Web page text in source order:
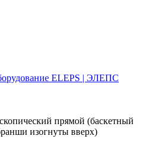
ELEPS | ЭЛЕПС
прямой (баскетный
изогнуты вверх)